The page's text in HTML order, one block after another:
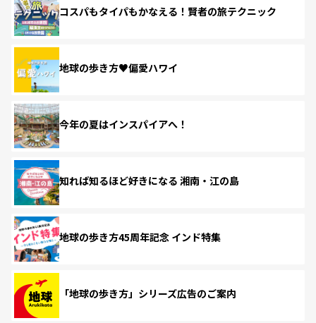
コスパもタイパもかなえる！賢者の旅テクニック
地球の歩き方♥偏愛ハワイ
今年の夏はインスパイアへ！
知れば知るほど好きになる 湘南・江の島
地球の歩き方45周年記念 インド特集
「地球の歩き方」シリーズ広告のご案内